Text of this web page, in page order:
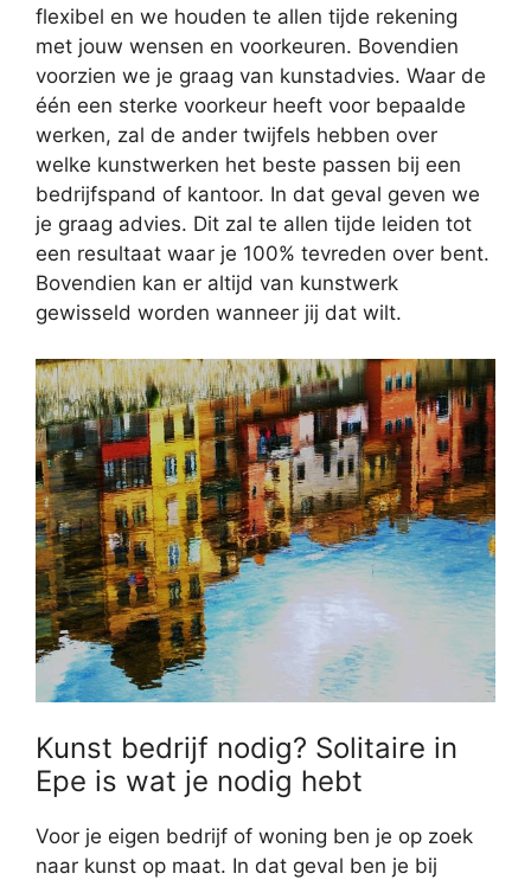
flexibel en we houden te allen tijde rekening
met jouw wensen en voorkeuren. Bovendien
voorzien we je graag van kunstadvies. Waar de
één een sterke voorkeur heeft voor bepaalde
werken, zal de ander twijfels hebben over
welke kunstwerken het beste passen bij een
bedrijfspand of kantoor. In dat geval geven we
je graag advies. Dit zal te allen tijde leiden tot
een resultaat waar je 100% tevreden over bent.
Bovendien kan er altijd van kunstwerk
gewisseld worden wanneer jij dat wilt.
Kunst bedrijf nodig? Solitaire in
Epe is wat je nodig hebt
Voor je eigen bedrijf of woning ben je op zoek
naar kunst op maat. In dat geval ben je bij